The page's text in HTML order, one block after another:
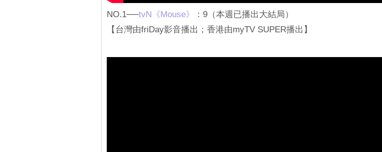
NO.1──tvN《Mouse》
：9（本週已播出大結局）
【台灣由friDay影音播出；香港由myTV SUPER播出】